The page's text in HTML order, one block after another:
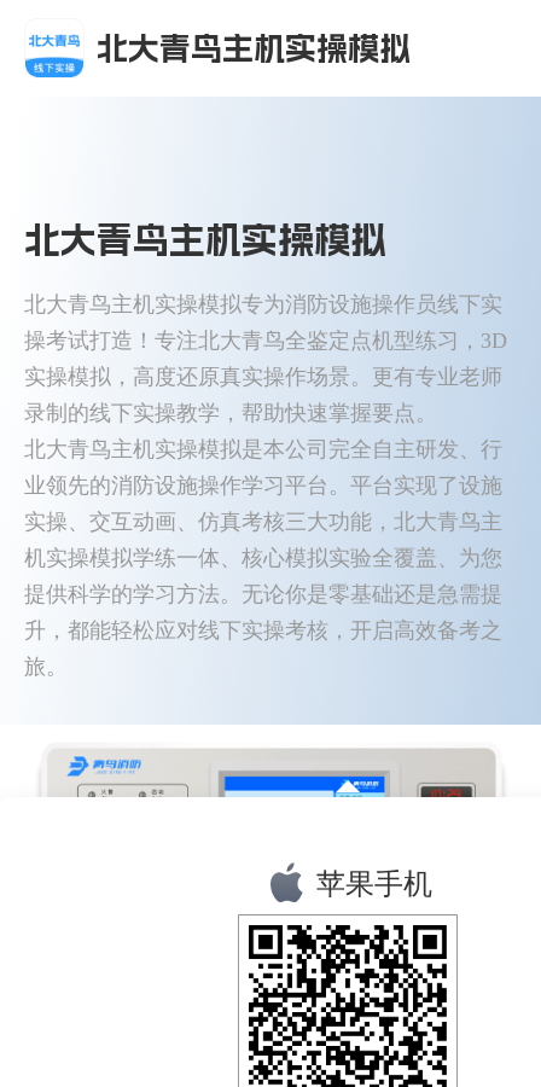
北大青鸟主机实操模拟
北大青鸟主机实操模拟
北大青鸟主机实操模拟专为消防设施操作员线下实
操考试打造！专注北大青鸟全鉴定点机型练习，3D
实操模拟，高度还原真实操作场景。更有专业老师
录制的线下实操教学，帮助快速掌握要点。
北大青鸟主机实操模拟是本公司完全自主研发、行
业领先的消防设施操作学习平台。平台实现了设施
实操、交互动画、仿真考核三大功能，北大青鸟主
机实操模拟学练一体、核心模拟实验全覆盖、为您
提供科学的学习方法。无论你是零基础还是急需提
升，都能轻松应对线下实操考核，开启高效备考之
旅。
苹果手机